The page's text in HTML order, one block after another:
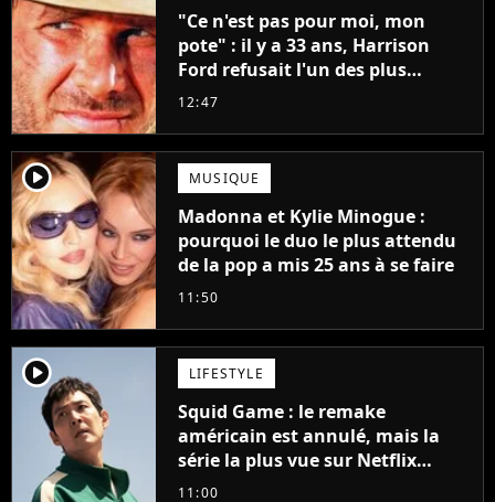
"Ce n'est pas pour moi, mon
pote" : il y a 33 ans, Harrison
Ford refusait l'un des plus
grands succès de tous les temps
12:47
player2 MUSIQUE
Madonna et Kylie Minogue :
pourquoi le duo le plus attendu
de la pop a mis 25 ans à se faire
11:50
player2 LIFESTYLE
Squid Game : le remake
américain est annulé, mais la
série la plus vue sur Netflix
pourrait avoir une version
11:00